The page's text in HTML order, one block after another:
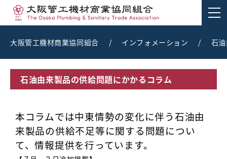
大阪管工機材商業協同組合 / インフォメーション / 石
石油由来製品の供給問題にかかるコラム
本コラムでは中東情勢の変化に伴う石油由
来製品の供給不足等に関する問題につい
て、情報提供を行っています。